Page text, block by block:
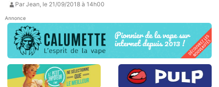
Par Jean, le 21/09/2018 à 14h00
Annonce